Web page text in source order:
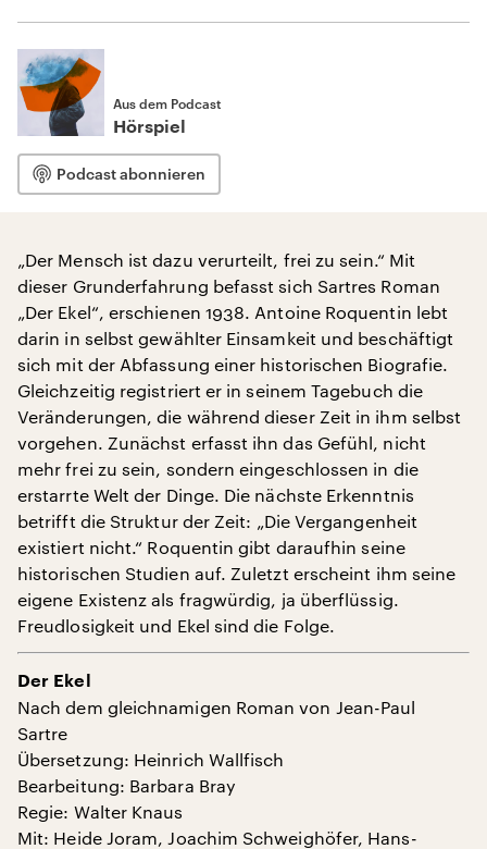
Aus dem Podcast
Hörspiel
Podcast abonnieren
„Der Mensch ist dazu verurteilt, frei zu sein.“ Mit
dieser Grunderfahrung befasst sich Sartres Roman
„Der Ekel“, erschienen 1938. Antoine Roquentin lebt
darin in selbst gewählter Einsamkeit und beschäftigt
sich mit der Abfassung einer historischen Biografie.
Gleichzeitig registriert er in seinem Tagebuch die
Veränderungen, die während dieser Zeit in ihm selbst
vorgehen. Zunächst erfasst ihn das Gefühl, nicht
mehr frei zu sein, sondern eingeschlossen in die
erstarrte Welt der Dinge. Die nächste Erkenntnis
betrifft die Struktur der Zeit: „Die Vergangenheit
existiert nicht.“ Roquentin gibt daraufhin seine
historischen Studien auf. Zuletzt erscheint ihm seine
eigene Existenz als fragwürdig, ja überflüssig.
Freudlosigkeit und Ekel sind die Folge.
Der Ekel
Nach dem gleichnamigen Roman von Jean-Paul
Sartre
Übersetzung: Heinrich Wallfisch
Bearbeitung: Barbara Bray
Regie: Walter Knaus
Mit: Heide Joram, Joachim Schweighöfer, Hans-